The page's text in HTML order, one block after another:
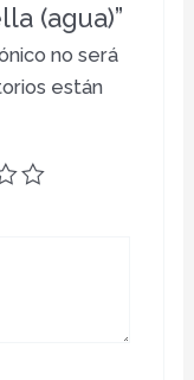
(agua)”
no será
están